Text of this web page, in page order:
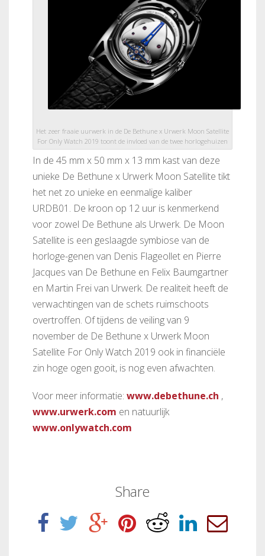
Het zeer fraaie uurwerk in de De Bethune x Urwerk Moon Satellite
For Only Watch 2019 toont de invloed van de twee horlogehuizen
In de 45 mm x 50 mm x 13 mm kast van deze
unieke De Bethune x Urwerk Moon Satellite tikt
het net zo unieke en eenmalige kaliber
URDB01. De kroon op 12 uur is kenmerkend
voor zowel De Bethune als Urwerk. De Moon
Satellite is een geslaagde symbiose van de
horloge-genen van Denis Flageollet en Pierre
Jacques van De Bethune en Felix Baumgartner
en Martin Frei van Urwerk. De realiteit heeft de
verwachtingen van de schets ruimschoots
overtroffen. Of tijdens de veiling van 9
november de De Bethune x Urwerk Moon
Satellite For Only Watch 2019 ook in financiële
zin hoge ogen gooit, is nog even afwachten.
Voor meer informatie: www.debethune.ch ,
www.urwerk.com en natuurlijk
www.onlywatch.com
Share